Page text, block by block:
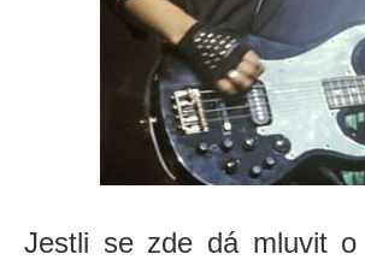
Jestli se zde dá mluvit o